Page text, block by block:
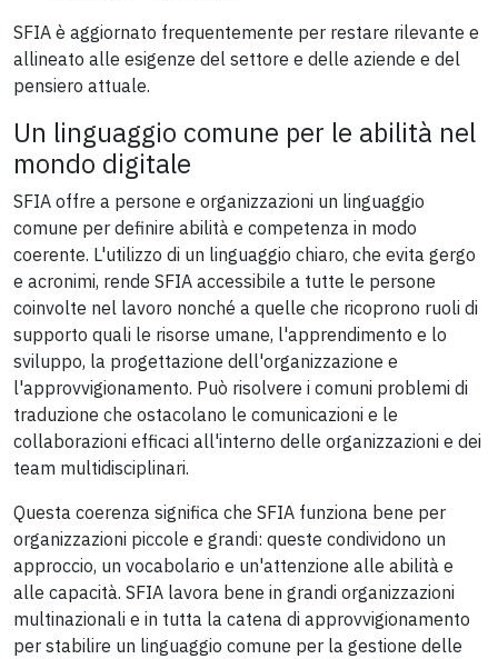
SFIA è aggiornato frequentemente per restare rilevante e
allineato alle esigenze del settore e delle aziende e del
pensiero attuale.
Un linguaggio comune per le abilità nel
mondo digitale
SFIA offre a persone e organizzazioni un linguaggio
comune per definire abilità e competenza in modo
coerente. L'utilizzo di un linguaggio chiaro, che evita gergo
e acronimi, rende SFIA accessibile a tutte le persone
coinvolte nel lavoro nonché a quelle che ricoprono ruoli di
supporto quali le risorse umane, l'apprendimento e lo
sviluppo, la progettazione dell'organizzazione e
l'approvvigionamento. Può risolvere i comuni problemi di
traduzione che ostacolano le comunicazioni e le
collaborazioni efficaci all'interno delle organizzazioni e dei
team multidisciplinari.
Questa coerenza significa che SFIA funziona bene per
organizzazioni piccole e grandi: queste condividono un
approccio, un vocabolario e un'attenzione alle abilità e
alle capacità. SFIA lavora bene in grandi organizzazioni
multinazionali e in tutta la catena di approvvigionamento
per stabilire un linguaggio comune per la gestione delle